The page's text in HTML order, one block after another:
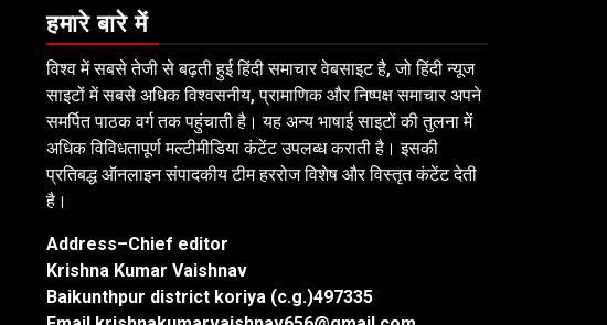
हमारे बारे में
विश्व में सबसे तेजी से बढ़ती हुई हिंदी समाचार वेबसाइट है, जो हिंदी न्यूज
साइटों में सबसे अधिक विश्वसनीय, प्रामाणिक और निष्पक्ष समाचार अपने
समर्पित पाठक वर्ग तक पहुंचाती है। यह अन्य भाषाई साइटों की तुलना में
अधिक विविधतापूर्ण मल्टीमीडिया कंटेंट उपलब्ध कराती है। इसकी
प्रतिबद्ध ऑनलाइन संपादकीय टीम हररोज विशेष और विस्तृत कंटेंट देती
है।
Address–Chief editor
Krishna Kumar Vaishnav
Baikunthpur district koriya (c.g.)497335